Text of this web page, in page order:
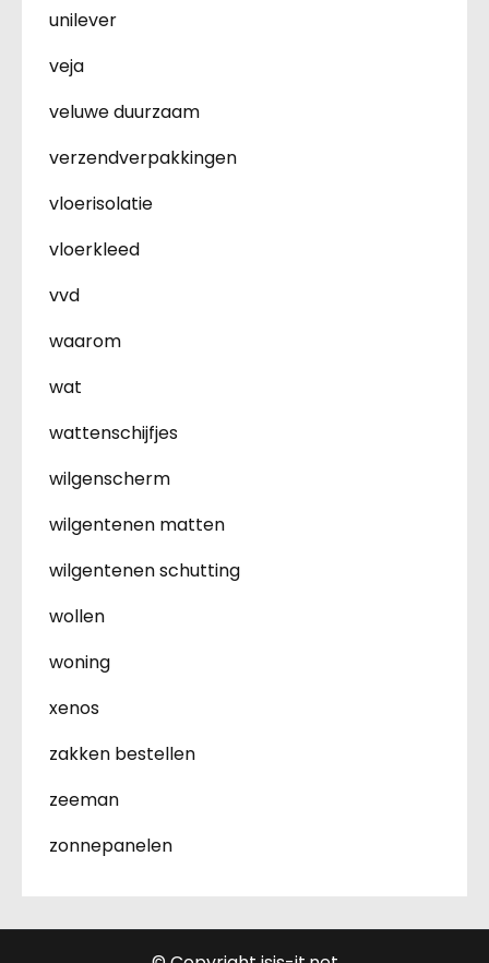
unilever
veja
veluwe duurzaam
verzendverpakkingen
vloerisolatie
vloerkleed
vvd
waarom
wat
wattenschijfjes
wilgenscherm
wilgentenen matten
wilgentenen schutting
wollen
woning
xenos
zakken bestellen
zeeman
zonnepanelen